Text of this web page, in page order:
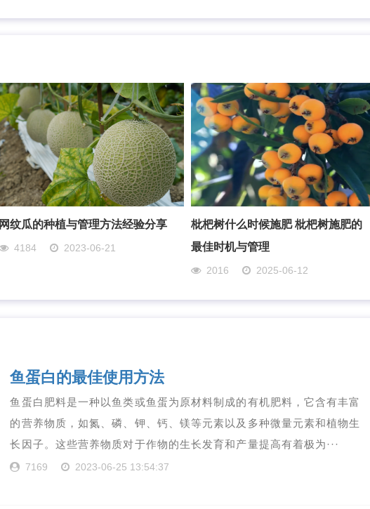
网纹瓜的种植与管理方法经验分享
4184 2023-06-21
枇杷树什么时候施肥 枇杷树施肥的
最佳时机与管理
2016 2025-06-12
鱼蛋白的最佳使用方法
鱼蛋白肥料是一种以鱼类或鱼蛋为原材料制成的有机肥料，它含有丰富
的营养物质，如氮、磷、钾、钙、镁等元素以及多种微量元素和植物生
长因子。这些营养物质对于作物的生长发育和产量提高有着极为···
7169 2023-06-25 13:54:37